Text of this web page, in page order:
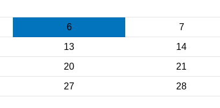
6 7
13 14
20 21
27 28